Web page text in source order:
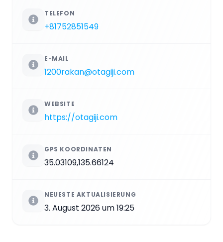
TELEFON
+81752851549
E-MAIL
1200rakan@otagiji.com
WEBSITE
https://otagiji.com
GPS KOORDINATEN
35.03109,135.66124
NEUESTE AKTUALISIERUNG
3. August 2026 um 19:25